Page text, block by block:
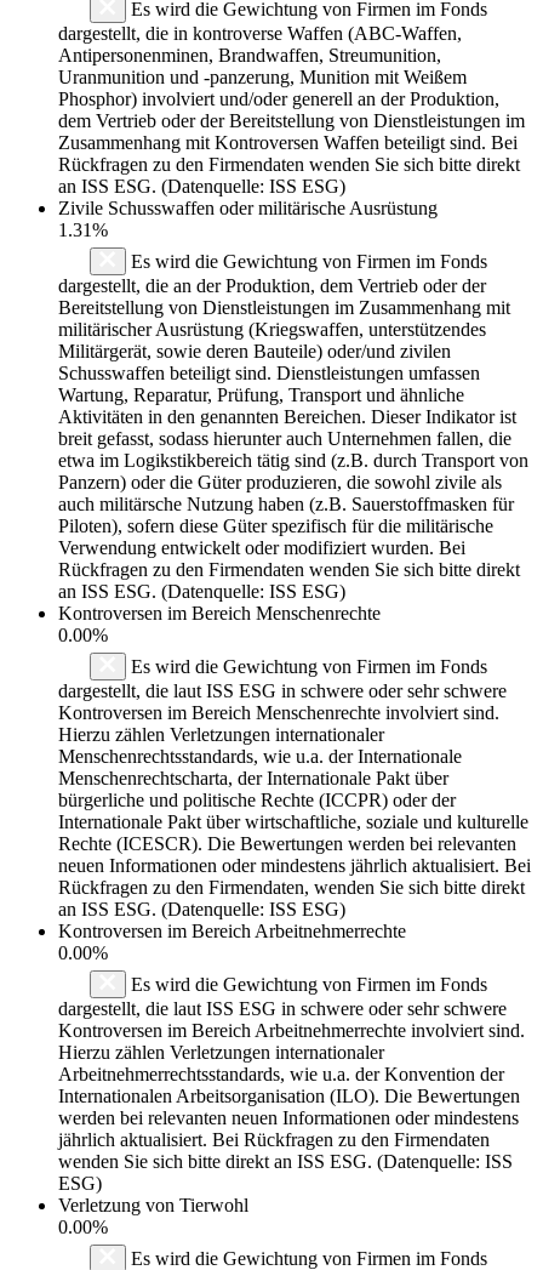
Es wird die Gewichtung von Firmen im Fonds
dargestellt, die in kontroverse Waffen (ABC-Waffen,
Antipersonenminen, Brandwaffen, Streumunition,
Uranmunition und -panzerung, Munition mit Weißem
Phosphor) involviert und/oder generell an der Produktion,
dem Vertrieb oder der Bereitstellung von Dienstleistungen im
Zusammenhang mit Kontroversen Waffen beteiligt sind. Bei
Rückfragen zu den Firmendaten wenden Sie sich bitte direkt
an ISS ESG. (Datenquelle: ISS ESG)
Zivile Schusswaffen oder militärische Ausrüstung
1.31%
Es wird die Gewichtung von Firmen im Fonds
dargestellt, die an der Produktion, dem Vertrieb oder der
Bereitstellung von Dienstleistungen im Zusammenhang mit
militärischer Ausrüstung (Kriegswaffen, unterstützendes
Militärgerät, sowie deren Bauteile) oder/und zivilen
Schusswaffen beteiligt sind. Dienstleistungen umfassen
Wartung, Reparatur, Prüfung, Transport und ähnliche
Aktivitäten in den genannten Bereichen. Dieser Indikator ist
breit gefasst, sodass hierunter auch Unternehmen fallen, die
etwa im Logikstikbereich tätig sind (z.B. durch Transport von
Panzern) oder die Güter produzieren, die sowohl zivile als
auch militärsche Nutzung haben (z.B. Sauerstoffmasken für
Piloten), sofern diese Güter spezifisch für die militärische
Verwendung entwickelt oder modifiziert wurden. Bei
Rückfragen zu den Firmendaten wenden Sie sich bitte direkt
an ISS ESG. (Datenquelle: ISS ESG)
Kontroversen im Bereich Menschenrechte
0.00%
Es wird die Gewichtung von Firmen im Fonds
dargestellt, die laut ISS ESG in schwere oder sehr schwere
Kontroversen im Bereich Menschenrechte involviert sind.
Hierzu zählen Verletzungen internationaler
Menschenrechtsstandards, wie u.a. der Internationale
Menschenrechtscharta, der Internationale Pakt über
bürgerliche und politische Rechte (ICCPR) oder der
Internationale Pakt über wirtschaftliche, soziale und kulturelle
Rechte (ICESCR). Die Bewertungen werden bei relevanten
neuen Informationen oder mindestens jährlich aktualisiert. Bei
Rückfragen zu den Firmendaten, wenden Sie sich bitte direkt
an ISS ESG. (Datenquelle: ISS ESG)
Kontroversen im Bereich Arbeitnehmerrechte
0.00%
Es wird die Gewichtung von Firmen im Fonds
dargestellt, die laut ISS ESG in schwere oder sehr schwere
Kontroversen im Bereich Arbeitnehmerrechte involviert sind.
Hierzu zählen Verletzungen internationaler
Arbeitnehmerrechtsstandards, wie u.a. der Konvention der
Internationalen Arbeitsorganisation (ILO). Die Bewertungen
werden bei relevanten neuen Informationen oder mindestens
jährlich aktualisiert. Bei Rückfragen zu den Firmendaten
wenden Sie sich bitte direkt an ISS ESG. (Datenquelle: ISS
ESG)
Verletzung von Tierwohl
0.00%
Es wird die Gewichtung von Firmen im Fonds